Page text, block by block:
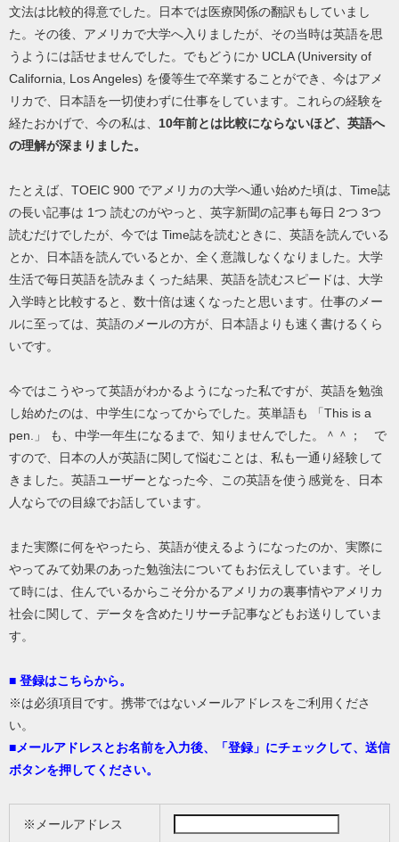
文法は比較的得意でした。日本では医療関係の翻訳もしていまし
た。その後、アメリカで大学へ入りましたが、その当時は英語を思
うようには話せませんでした。でもどうにか UCLA (University of
California, Los Angeles) を優等生で卒業することができ、今はアメ
リカで、日本語を一切使わずに仕事をしています。これらの経験を
経たおかげで、今の私は、 10年前とは比較にならないほど、英語へ
の理解が深まりました。
たとえば、TOEIC 900 でアメリカの大学へ通い始めた頃は、Time誌
の長い記事は 1つ 読むのがやっと、英字新聞の記事も毎日 2つ 3つ
読むだけでしたが、今では Time誌を読むときに、英語を読んでいる
とか、日本語を読んでいるとか、全く意識しなくなりました。大学
生活で毎日英語を読みまくった結果、英語を読むスピードは、大学
入学時と比較すると、数十倍は速くなったと思います。仕事のメー
ルに至っては、英語のメールの方が、日本語よりも速く書けるくら
いです。
今ではこうやって英語がわかるようになった私ですが、英語を勉強
し始めたのは、中学生になってからでした。英単語も 「This is a
pen.」 も、中学一年生になるまで、知りませんでした。＾＾； で
すので、日本の人が英語に関して悩むことは、私も一通り経験して
きました。英語ユーザーとなった今、この英語を使う感覚を、日本
人ならでの目線でお話しています。
また実際に何をやったら、英語が使えるようになったのか、実際に
やってみて効果のあった勉強法についてもお伝えしています。そし
て時には、住んでいるからこそ分かるアメリカの裏事情やアメリカ
社会に関して、データを含めたリサーチ記事などもお送りしていま
す。
■ 登録はこちらから。
※は必須項目です。携帯ではないメールアドレスをご利用くださ
い。
■メールアドレスとお名前を入力後、「登録」にチェックして、送信
ボタンを押してください。
※メールアドレス